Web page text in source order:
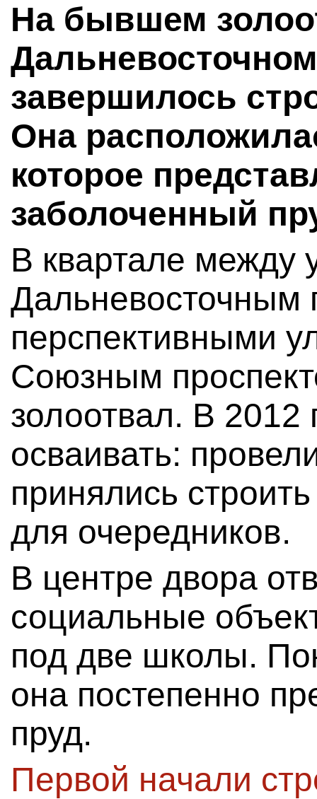
На бывшем
завершилось
Она
которое
заболоченный
В квартале между
Дальневосточным
перспективными
Союзным
золоотвал. В 2012
осваивать:
принялись
для очередников.
В центре двора
социальные
под две школы.
она постепенно
пруд.
Первой начали